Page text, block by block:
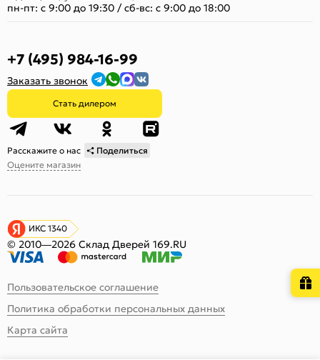
пн-пт: с 9:00 до 19:30 /сб-вс: с 9:00 до 18:00
+7 (495) 984-16-99
Заказать звонок
Стать дилером
Расскажите о нас
Поделиться
Оцените магазин
ИКС 1340
© 2010—2026 Склад Дверей 169.RU
Пользовательское соглашение
Политика обработки персональных данных
Карта сайта